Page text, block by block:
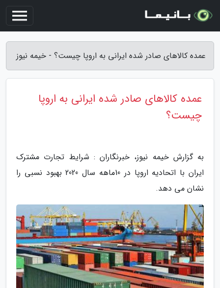
عمده کالاهای صادر شده ایرانی به اروپا چیست؟ - خیمه نیوز
عمده کالاهای صادر شده ایرانی به اروپا
چیست؟
به گزارش خیمه نیوز، خبرنگاران : شرایط تجارت مشترک
ایران با اتحادیه اروپا در 10ماهه سال 2020 بهبود نسبی را
نشان می دهد.